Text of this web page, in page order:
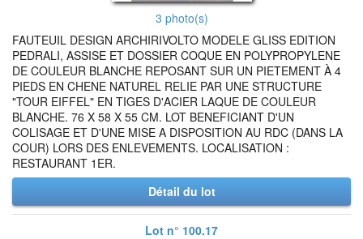
3 photo(s)
FAUTEUIL DESIGN ARCHIRIVOLTO MODELE GLISS EDITION
PEDRALI, ASSISE ET DOSSIER COQUE EN POLYPROPYLENE
DE COULEUR BLANCHE REPOSANT SUR UN PIETEMENT À 4
PIEDS EN CHENE NATUREL RELIE PAR UNE STRUCTURE
"TOUR EIFFEL" EN TIGES D'ACIER LAQUE DE COULEUR
BLANCHE. 76 X 58 X 55 CM. LOT BENEFICIANT D'UN
COLISAGE ET D'UNE MISE A DISPOSITION AU RDC (DANS LA
COUR) LORS DES ENLEVEMENTS. LOCALISATION :
RESTAURANT 1ER.
Détail du lot
Lot n° 100.17